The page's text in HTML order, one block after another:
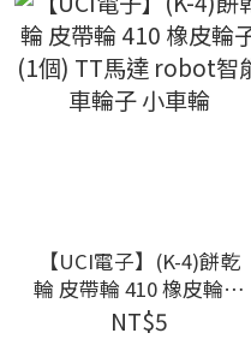
【UCI電子】(K-4)餅乾
輪 皮帶輪 410 橡皮輪子
(1個) TT馬達 robot智
NT$5